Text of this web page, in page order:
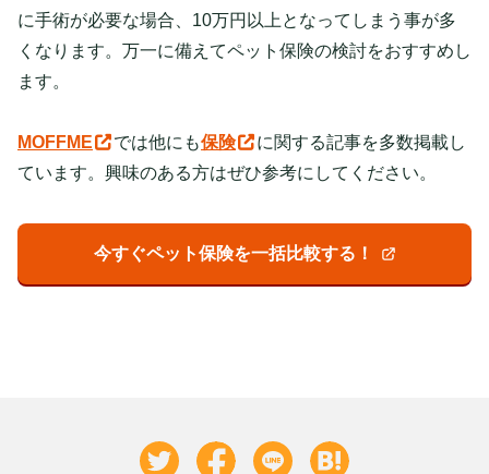
に手術が必要な場合、10万円以上となってしまう事が多
くなります。万一に備えてペット保険の検討をおすすめし
ます。
MOFFME では他にも保険
に関する記事を多数掲載し
ています。興味のある方はぜひ参考にしてください。
今すぐペット保険を一括比較する！